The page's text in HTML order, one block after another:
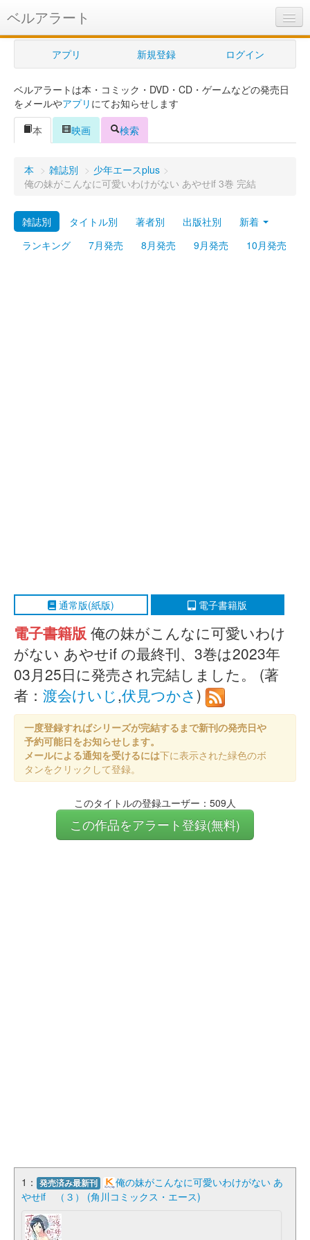
ベルアラート
ベルアラートとは
ヘルプ
新規登録
ログイン
購入管理
Myシェルフ
プレミアム
アプリ 新規登録 ログイン
ベルアラートは本・コミック・DVD・CD・ゲームなどの発売日
をメールやアプリ にてお知らせします
本
映画 検索
本 > 雑誌別 > 少年エースplus >
俺の妹がこんなに可愛いわけがない あやせif 3巻 完結
雑誌別 タイトル別 著者別 出版社別
新着
ランキング
7月発売 8月発売 9月発売 10月発売
通常版(紙版) 電子書籍版
電子書籍版 俺の妹がこんなに可愛いわけ
がない あやせif の最終刊、3巻は2023年
03月25日に発売され完結しました。 (著
者： 渡会けいじ,伏見つかさ )
一度登録すればシリーズが完結するまで新刊の発売日や
予約可能日をお知らせします。
メールによる通知を受けるには下に表示された緑色のボ
タンをクリックして登録。
このタイトルの登録ユーザー：509人
この作品をアラート登録(無料)
1： 発売済み最新刊
俺の妹がこんなに可愛いわけがない あ
やせif （３） (角川コミックス・エース)